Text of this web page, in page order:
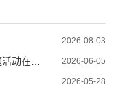
2026-08-03
利举行 2026-06-05
2026-05-28